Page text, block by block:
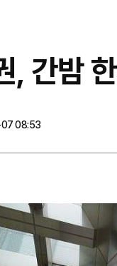
, 간밤
08:53